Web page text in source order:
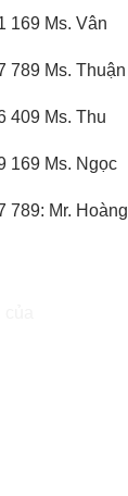
169 Ms. Vân
789 Ms. Thuận
409 Ms. Thu
169 Ms. Ngọc
789: Mr. Hoàng